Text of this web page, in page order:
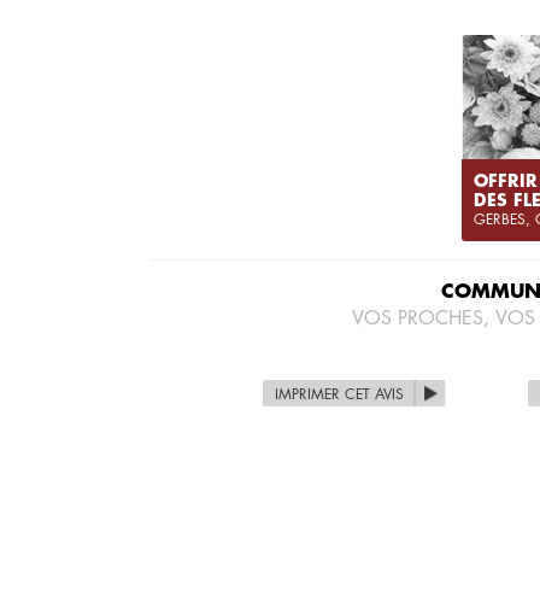
OFFRIR
DES
GERBES,
VOS PROCHES,
IMPRIMER CET AVIS